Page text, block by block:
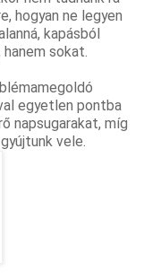
hogyan ne legyen
kapásból
sokat.
egyetlen pontba
napsugarakat, míg
vele.